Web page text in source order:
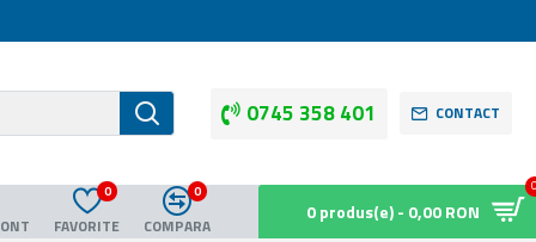
0745 358 401 CONTACT
FAVORITE
0
COMPARA
0
0 produs(e) - 0,00 RON